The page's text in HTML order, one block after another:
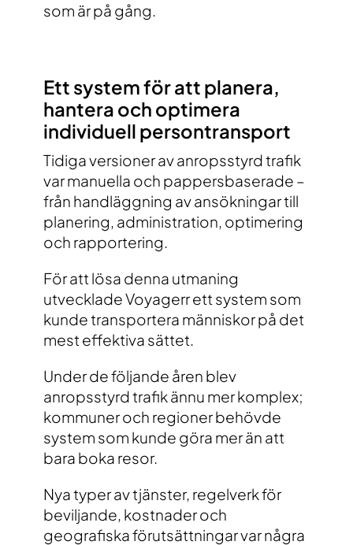
som är på gång.
Ett system för att planera,
hantera och optimera
individuell persontransport
Tidiga versioner av anropsstyrd trafik
var manuella och pappersbaserade –
från handläggning av ansökningar till
planering, administration, optimering
och rapportering.
För att lösa denna utmaning
utvecklade Voyagerr ett system som
kunde transportera människor på det
mest effektiva sättet.
Under de följande åren blev
anropsstyrd trafik ännu mer komplex;
kommuner och regioner behövde
system som kunde göra mer än att
bara boka resor.
Nya typer av tjänster, regelverk för
beviljande, kostnader och
geografiska förutsättningar var några